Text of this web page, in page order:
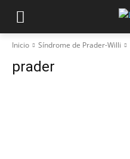
Inicio Síndrome de Prader-Willi
prader